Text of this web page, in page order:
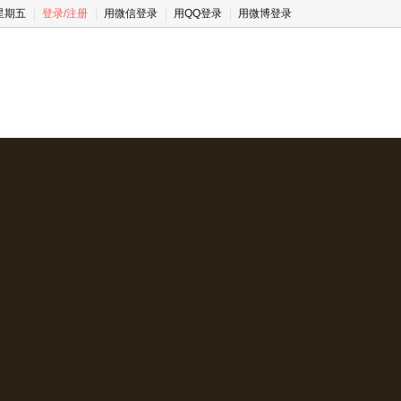
期五 登录/注册 用微信登录 用QQ登录 用微博登录